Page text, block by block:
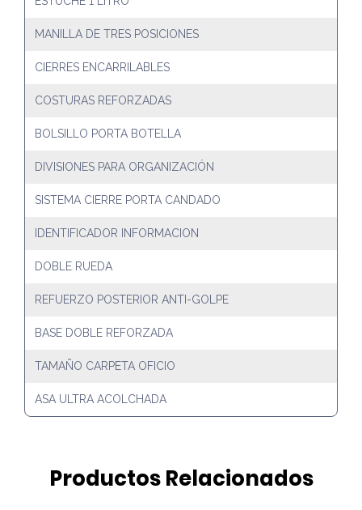
MANILLA DE TRES POSICIONES
CIERRES ENCARRILABLES
COSTURAS REFORZADAS
BOLSILLO PORTA BOTELLA
DIVISIONES PARA ORGANIZACIÓN
SISTEMA CIERRE PORTA CANDADO
IDENTIFICADOR INFORMACION
DOBLE RUEDA
REFUERZO POSTERIOR ANTI-GOLPE
BASE DOBLE REFORZADA
TAMAÑO CARPETA OFICIO
ASA ULTRA ACOLCHADA
Productos Relacionados